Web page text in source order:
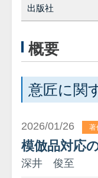
出版社
概要
意匠に関
2026/01/26 著
模倣品対応
深井 俊至